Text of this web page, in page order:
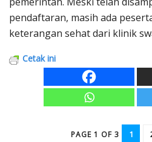
pendaftaran, masih ada
keterangan sehat dari klinik
Cetak ini
PAGE 1 OF 3 1